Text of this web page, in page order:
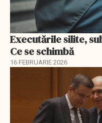
Executările silite,
Ce se schimbă
16 FEBRUARIE 2026